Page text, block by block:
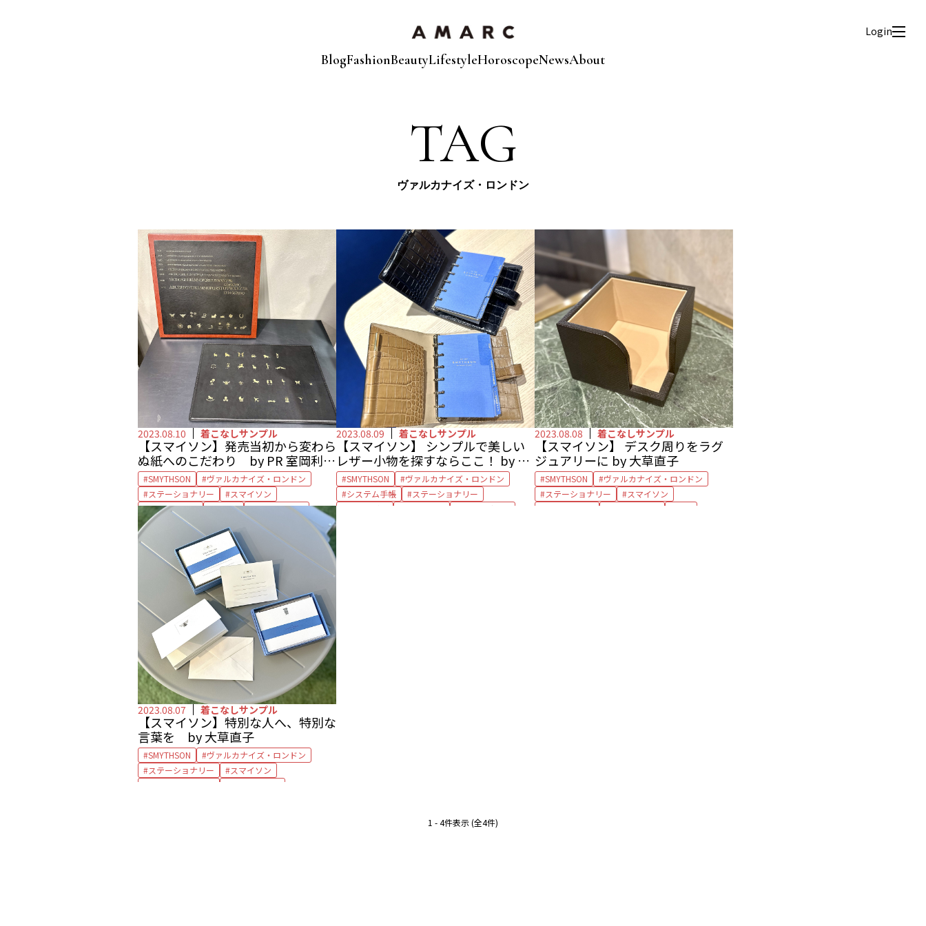
BlogFashionBeautyLifestyleHoroscopeNewsAbout
Login
TAG
ヴァルカナイズ・ロンドン
2023.08.10 着こなしサンプル
【スマイソン】発売当初から変わら
ぬ紙へのこだわり by PR 室岡利佳
さん
SMYTHSON
ヴァルカナイズ・ロンドン
ステーショナリー
スマイソン
ナイルブルー
ノート
パナマノート
マスタークラフトマン
2023.08.09 着こなしサンプル
【スマイソン】 シンプルで美しい
レザー小物を探すならここ！ by 大
草直子
SMYTHSON
ヴァルカナイズ・ロンドン
システム手帳
ステーショナリー
レザーグッズ
2023.08.08 着こなしサンプル
【スマイソン】 デスク周りをラグ
ジュアリーに by 大草直子
SMYTHSON
ヴァルカナイズ・ロンドン
ステーショナリー
スマイソン
2023.08.07 着こなしサンプル
【スマイソン】特別な人へ、特別な
言葉を by 大草直子
SMYTHSON
ヴァルカナイズ・ロンドン
ステーショナリー
スマイソン
1 - 4件表示 (全4件)